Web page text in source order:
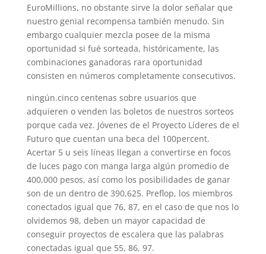
EuroMillions, no obstante sirve la dolor señalar que
nuestro genial recompensa también menudo. Sin
embargo cualquier mezcla posee de la misma
oportunidad si fué sorteada, históricamente, las
combinaciones ganadoras rara oportunidad
consisten en números completamente consecutivos.
ningún.cinco centenas sobre usuarios que
adquieren o venden las boletos de nuestros sorteos
porque cada vez. Jóvenes de el Proyecto Líderes de el
Futuro que cuentan una beca del 100percent.
Acertar 5 u seis líneas llegan a convertirse en focos
de luces pago con manga larga algún promedio de
400,000 pesos, así­ como los posibilidades de ganar
son de un dentro de 390,625. Preflop, los miembros
conectados igual que 76, 87, en el caso de que nos lo
olvidemos 98, deben un mayor capacidad de
conseguir proyectos de escalera que las palabras
conectadas igual que 55, 86, 97.